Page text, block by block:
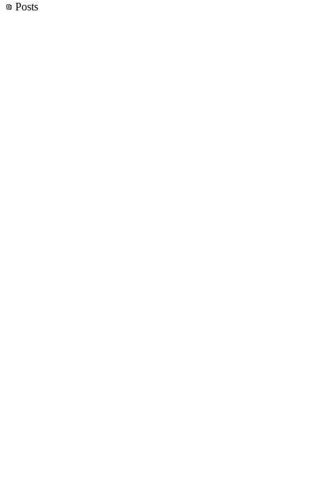
Posts